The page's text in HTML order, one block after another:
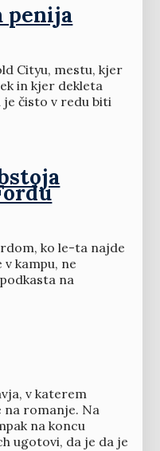
penija
Cityu, mestu, kjer
in kjer dekleta
čisto v redu biti
ko le-ta najde
kampu, ne
na
v katerem
romanje. Na
na koncu
ugotovi, da je da je